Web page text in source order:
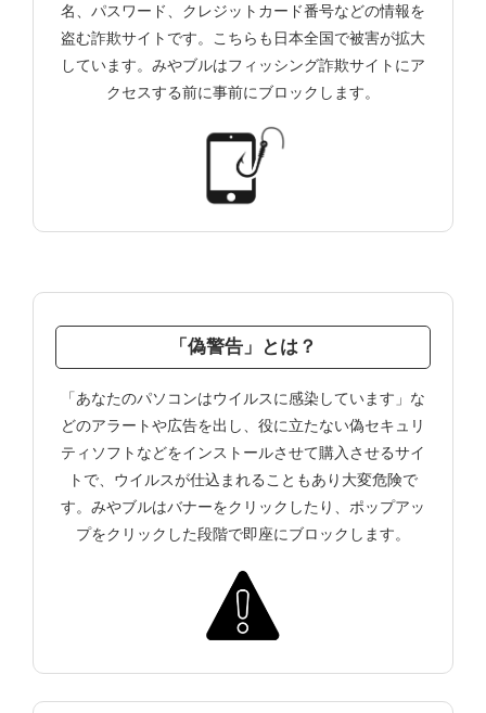
名、パスワード、クレジットカード番号などの情報を
盗む詐欺サイトです。こちらも日本全国で被害が拡大
しています。みやブルはフィッシング詐欺サイトにア
クセスする前に事前にブロックします。
「偽警告」とは？
「あなたのパソコンはウイルスに感染しています」な
どのアラートや広告を出し、役に立たない偽セキュリ
ティソフトなどをインストールさせて購入させるサイ
トで、ウイルスが仕込まれることもあり大変危険で
す。みやブルはバナーをクリックしたり、ポップアッ
プをクリックした段階で即座にブロックします。